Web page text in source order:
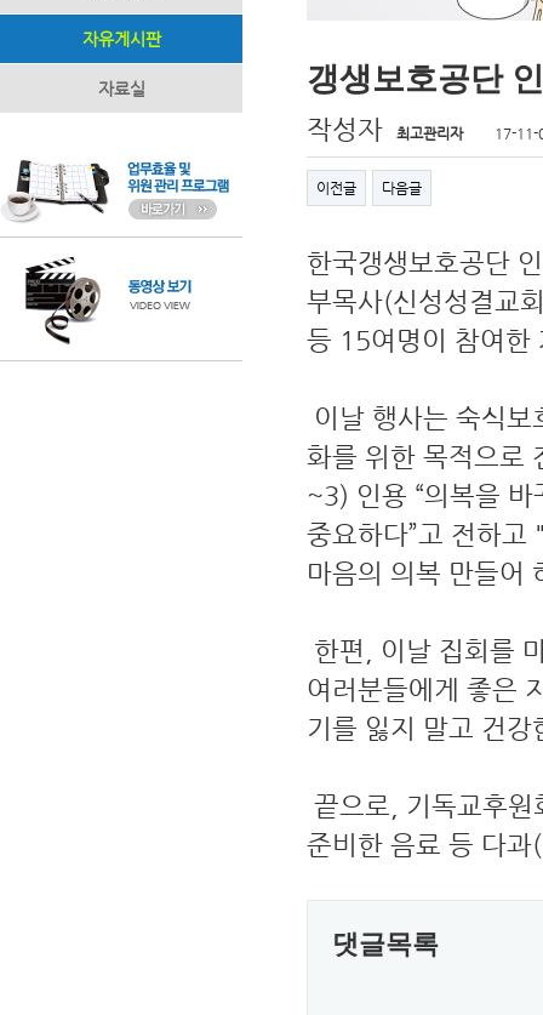
자유게시판
자료실 갱생보호공단
작성자 최고관리자 17-11-
이전글 다음글
한국갱생보호공단
부목사(신성성결교
등 15여명이 참여한
이날 행사는 숙식
화를 위한 목적으로
~3) 인용 “의복을
중요하다”고 전하고
마음의 의복 만들어
한편, 이날 집회를
여러분들에게 좋은
기를 잃지 말고 건
끝으로, 기독교후
준비한 음료 등 다
댓글목록